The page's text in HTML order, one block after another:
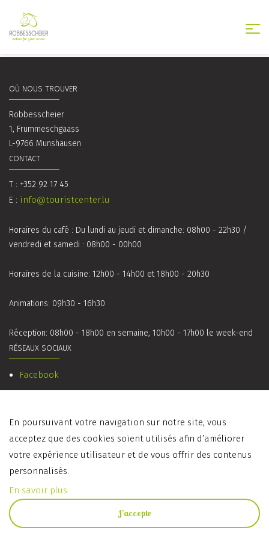
OÙ NOUS TROUVER
Robbesscheier
1, Frummeschgaass
L-9766 Munshausen
CONTACT
T : +352 92 17 45
E : info@touristcenter.lu
Horaires du café : Du lundi au jeudi et dimanche: 08h00 - 22h30 /
vendredi et samedi : 08h00 - 00h00
Horaires de la cuisine: 12h00 - 14h00 et 18h00 - 20h30
Animations: 09h30 - 16h30
Réception: 08h00 - 18h00 en semaine, 10h00 - 17h00 le week-end
RÉSEAUX SOCIAUX
Facebook
© 2017 Tourist Center Robbesscheier. Tous droits réservés.
En poursuivant votre navigation sur notre site, vous
acceptez que des cookies soient utilisés afin d’améliorer
votre expérience utilisateur et de vous offrir des contenus
personnalisés.
En savoir plus
J’accepte